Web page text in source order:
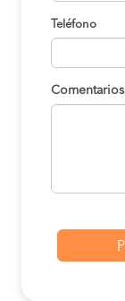
Teléfono
Comentarios